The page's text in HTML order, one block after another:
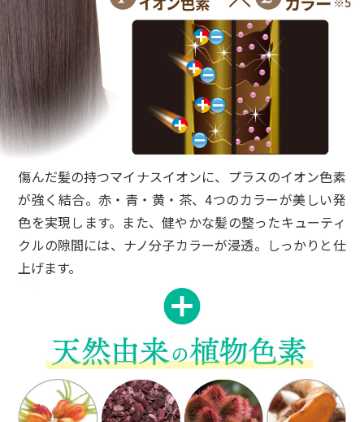
匂いは気にならない。手や肌は直ぐに色がつ
くので手袋かコームを使用。乾いた髪にたっ
ぷり付けヘアーキャップを被り放置するとい
う染め方をしていますが、だいたい2週間程
は綺麗な状態です。ブラックを使っていま
す。使用してしばらくは、トリートメント効
ただ、抜け毛等をまとめて濡れたまま置いて
おく、使用したコームを洗面台に放置するな
どをすると、直ぐに色が着くので要注意で
す。それさえ気をつけていれば、面倒な白髪
染めも髪や頭皮に負担少なく出来ると思いま
す。放置時間はあまり長いのは良くないよう
ですが、私は1時間以上そのままで家事をし
ていますが問題は無いです。髪質が太いので
10分では染まりませんでした。長時間の放置
はおすすめ出来ませんと言われましたので、
自己責任でやっています。髪や肌に優しい使
傷んだ髪の持つマイナスイオンに、プラスのイオン色素
が強く結合。赤・青・黄・茶、4つのカラーが美しい発
色を実現します。また、健やかな髪の整ったキューティ
クルの隙間には、ナノ分子カラーが浸透。しっかりと仕
上げます。